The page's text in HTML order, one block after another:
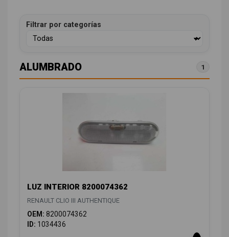
Filtrar por categorías
ALUMBRADO 1
LUZ INTERIOR 8200074362
RENAULT CLIO III AUTHENTIQUE
OEM: 8200074362
ID: 1034436